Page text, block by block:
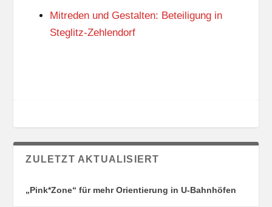
S
O
N
Mitreden und Gestalten: Beteiligung in
Steglitz-Zehlendorf
ZULETZT AKTUALISIERT
„Pink*Zone“ für mehr Orientierung in U-Bahnhöfen